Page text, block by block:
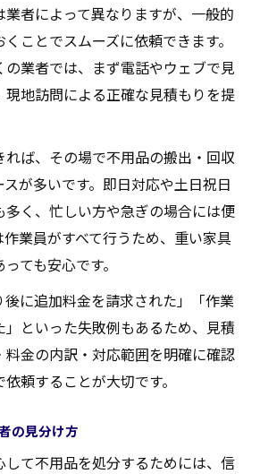
者によって異なりますが、一般的
ことでスムーズに依頼できます。
業者では、まず電話やウェブで見
地訪問による正確な見積もりを提
れば、その場で不用品の搬出・回収
が多いです。即日対応や土日祝日
多く、忙しい方や急ぎの場合には便
業員がすべて行うため、重い家具
ても安心です。
に追加料金を請求された」「作業
」といった失敗例もあるため、見積
料金の内訳・対応範囲を明確に確認
頼することが大切です。
の見分け方
して不用品を処分するためには、信